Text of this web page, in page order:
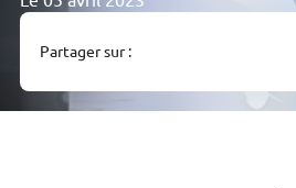
Partager sur :